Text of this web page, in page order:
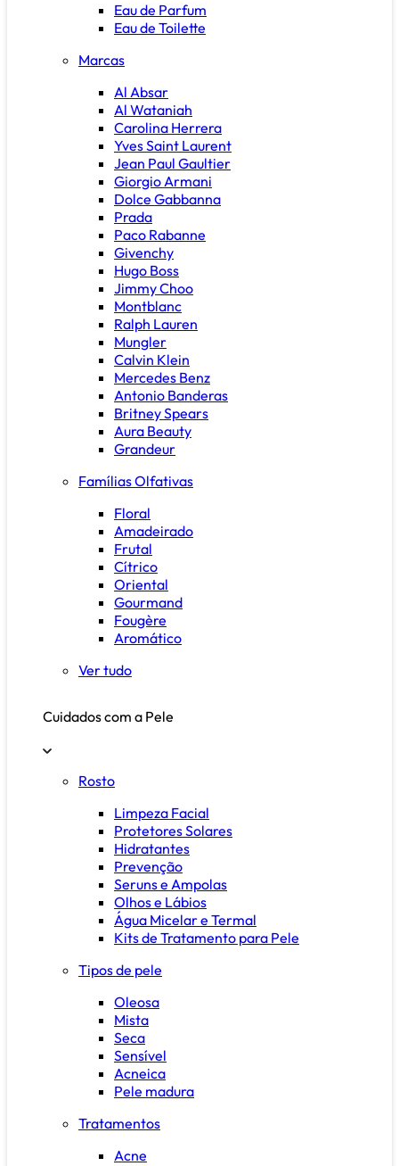
Eau de Parfum
Eau de Toilette
Marcas
Al Absar
Al Wataniah
Carolina Herrera
Yves Saint Laurent
Jean Paul Gaultier
Giorgio Armani
Dolce Gabbanna
Prada
Paco Rabanne
Givenchy
Hugo Boss
Jimmy Choo
Montblanc
Ralph Lauren
Mungler
Calvin Klein
Mercedes Benz
Antonio Banderas
Britney Spears
Aura Beauty
Grandeur
Famílias Olfativas
Floral
Amadeirado
Frutal
Cítrico
Oriental
Gourmand
Fougère
Aromático
Ver tudo
Cuidados com a Pele
Rosto
Limpeza Facial
Protetores Solares
Hidratantes
Prevenção
Seruns e Ampolas
Olhos e Lábios
Água Micelar e Termal
Kits de Tratamento para Pele
Tipos de pele
Oleosa
Mista
Seca
Sensível
Acneica
Pele madura
Tratamentos
Acne